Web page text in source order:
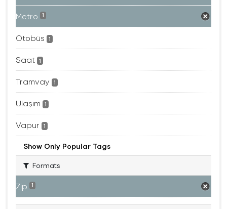
Metro 1
Otobüs 1
Saat 1
Tramvay 1
Ulaşım 1
Vapur 1
Show Only Popular Tags
Formats
Zip 1